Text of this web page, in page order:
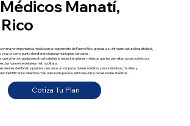
Manatí,
mayor importancia médica en la región norte de Puerto Rico, gracias a su infraestructura hospitalaria,
su rol como punto de referencia para municipios cercanos.
que viven o trabajan en el norte de la isla necesiten planes médicos que les permitan acceso directo a
del área metropolitana.
de Manatí y pueblos cercanos a comparar planes médicos para individuos, familias y
identificar la cobertura más adecuada para su estilo de vida y necesidades médicas.
Cotiza Tu Plan